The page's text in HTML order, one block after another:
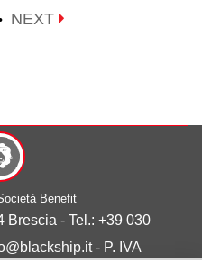
NEXT
Benefit
Brescia - Tel.: +39 030
- P. IVA